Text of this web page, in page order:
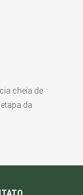
cheia de
da